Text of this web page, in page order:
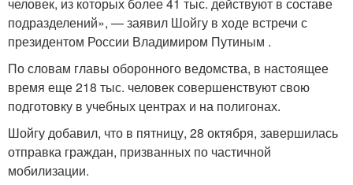
подразделений», — заявил Шойгу в ходе встречи с
президентом России Владимиром Путиным .
По словам главы оборонного ведомства, в настоящее
время еще 218 тыс. человек совершенствуют свою
подготовку в учебных центрах и на полигонах.
Шойгу добавил, что в пятницу, 28 октября, завершилась
отправка граждан, призванных по частичной
мобилизации.